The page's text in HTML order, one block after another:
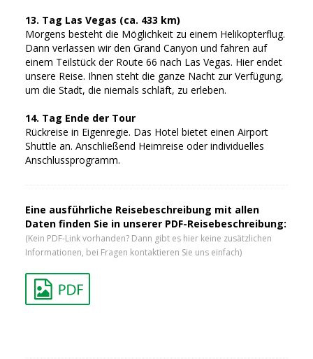
13. Tag Las Vegas (ca. 433 km)
Morgens besteht die Möglichkeit zu einem Helikopterflug.
Dann verlassen wir den Grand Canyon und fahren auf
einem Teilstück der Route 66 nach Las Vegas. Hier endet
unsere Reise. Ihnen steht die ganze Nacht zur Verfügung,
um die Stadt, die niemals schläft, zu erleben.
14. Tag Ende der Tour
Rückreise in Eigenregie. Das Hotel bietet einen Airport
Shuttle an. Anschließend Heimreise oder individuelles
Anschlussprogramm.
Eine ausführliche Reisebeschreibung mit allen
Daten finden Sie in unserer PDF-Reisebeschreibung:
(Kein PDF-Link vorhanden? Dann gibt es hier keine zusätzlichen
Informationen, bei Fragen kontaktieren Sie uns einfach)